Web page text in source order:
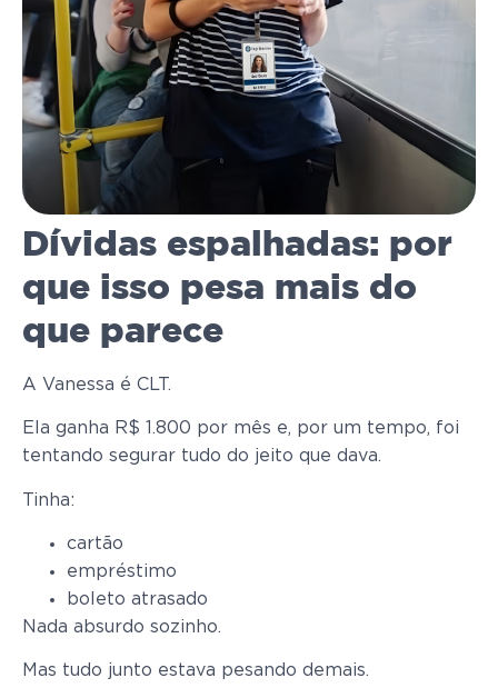
Dívidas espalhadas: por
que isso pesa mais do
que parece
A Vanessa é CLT.
Ela ganha R$ 1.800 por mês e, por um tempo, foi
tentando segurar tudo do jeito que dava.
Tinha:
cartão
empréstimo
boleto atrasado
Nada absurdo sozinho.
Mas tudo junto estava pesando demais.